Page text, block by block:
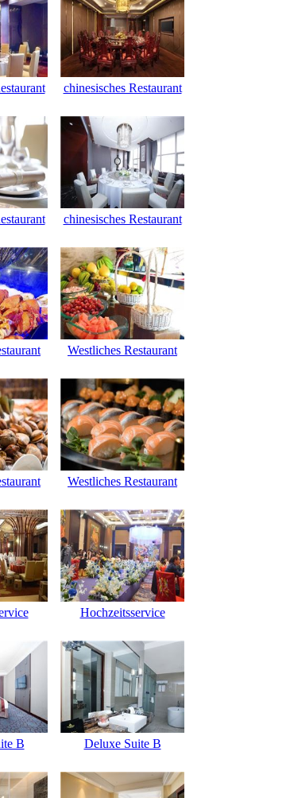
chinesisches Restaurant
chinesisches Restaurant
Westliches Restaurant
Westliches Restaurant
Hochzeitsservice
B Deluxe Suite B